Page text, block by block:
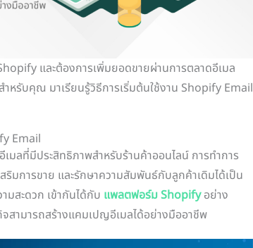
และต้องการเพิ่มยอดขายผ่านการตลาดอีเมล
หรับคุณ มาเรียนรู้วิธีการเริ่มต้นใช้งาน Shopify Email
Email
มลที่มีประสิทธิภาพสำหรับร้านค้าออนไลน์ การทำการ
มการขาย และรักษาความสัมพันธ์กับลูกค้าเดิมได้เป็น
สะดวก เข้ากันได้กับ แพลตฟอร์ม Shopifyอย่าง
สามารถสร้างแคมเปญอีเมลได้อย่างมืออาชีพ